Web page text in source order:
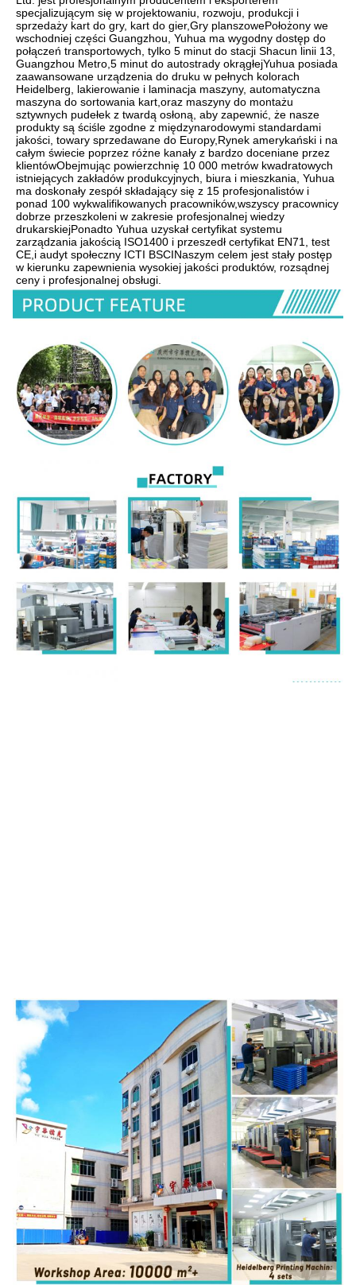
specjalizującym się w projektowaniu, rozwoju, produkcji i
sprzedaży kart do gry, kart do gier,Gry planszowePołożony we
wschodniej części Guangzhou, Yuhua ma wygodny dostęp do
połączeń transportowych, tylko 5 minut do stacji Shacun linii 13,
Guangzhou Metro,5 minut do autostrady okrągłejYuhua posiada
zaawansowane urządzenia do druku w pełnych kolorach
Heidelberg, lakierowanie i laminacja maszyny, automatyczna
maszyna do sortowania kart,oraz maszyny do montażu
sztywnych pudełek z twardą osłoną, aby zapewnić, że nasze
produkty są ściśle zgodne z międzynarodowymi standardami
jakości, towary sprzedawane do Europy,Rynek amerykański i na
całym świecie poprzez różne kanały z bardzo doceniane przez
klientówObejmując powierzchnię 10 000 metrów kwadratowych
istniejących zakładów produkcyjnych, biura i mieszkania, Yuhua
ma doskonały zespół składający się z 15 profesjonalistów i
ponad 100 wykwalifikowanych pracowników,wszyscy pracownicy
dobrze przeszkoleni w zakresie profesjonalnej wiedzy
drukarskiejPonadto Yuhua uzyskał certyfikat systemu
zarządzania jakością ISO1400 i przeszedł certyfikat EN71, test
CE,i audyt społeczny ICTI BSCINaszym celem jest stały postęp
w kierunku zapewnienia wysokiej jakości produktów, rozsądnej
ceny i profesjonalnej obsługi.